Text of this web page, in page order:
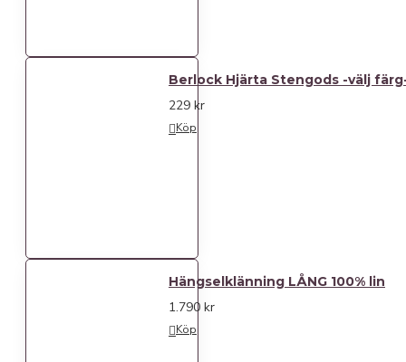
Berlock Hjärta Stengods -välj
229 kr
Köp
Hängselklänning LÅNG 100% lin
1.790 kr
Köp